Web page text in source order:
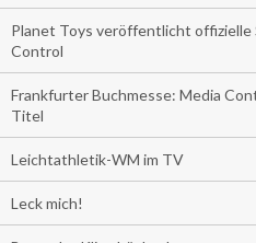
Planet Toys veröffentlicht offizielle
Control
Frankfurter Buchmesse: Media
Titel
Leichtathletik-WM im TV
Leck mich!